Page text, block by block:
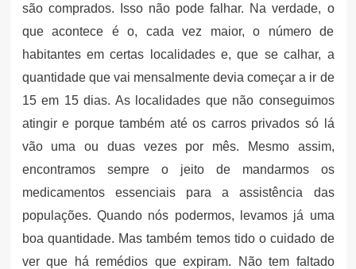
são comprados. Isso não pode falhar. Na verdade, o
que acontece é o, cada vez maior, o número de
habitantes em certas localidades e, que se calhar, a
quantidade que vai mensalmente devia começar a ir de
15 em 15 dias. As localidades que não conseguimos
atingir e porque também até os carros privados só lá
vão uma ou duas vezes por mês. Mesmo assim,
encontramos sempre o jeito de mandarmos os
medicamentos essenciais para a assistência das
populações. Quando nós podermos, levamos já uma
boa quantidade. Mas também temos tido o cuidado de
ver que há remédios que expiram. Não tem faltado